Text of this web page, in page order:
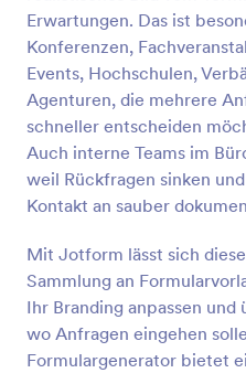
Erwartungen. Das ist
Konferenzen,
Events, Hochschulen,
Agenturen, die mehrere
schneller entscheiden
Auch interne Teams im
weil Rückfragen sinken
Kontakt an sauber
Mit Jotform lässt sich
Sammlung an
Ihr Branding anpassen
wo Anfragen eingehen
Formulargenerator bietet
Buchungsformular